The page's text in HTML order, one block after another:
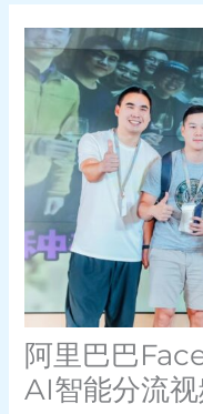
阿里巴巴
AI智能分流